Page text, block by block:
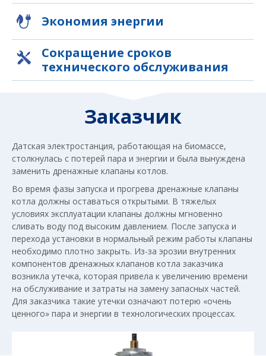
Экономия энергии
Сокращение сроков
технического обслуживания
Заказчик
Датская электростанция, работающая на биомассе,
столкнулась с потерей пара и энергии и была вынуждена
заменить дренажные клапаны котлов.
Во время фазы запуска и прогрева дренажные клапаны
котла должны оставаться открытыми. В тяжелых
условиях эксплуатации клапаны должны мгновенно
сливать воду под высоким давлением. После запуска и
перехода установки в нормальный режим работы клапаны
необходимо плотно закрыть. Из-за эрозии внутренних
компонентов дренажных клапанов котла заказчика
возникла утечка, которая привела к увеличению времени
на обслуживание и затраты на замену запасных частей.
Для заказчика такие утечки означают потерю «очень
ценного» пара и энергии в технологических процессах.